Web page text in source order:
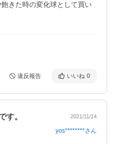
きた時の変化球として買い
違反報告 いいね 0
す。 2021/11/14
yos********さん